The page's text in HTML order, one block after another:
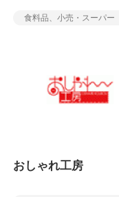
食料品、小売・スーパー
おしゃれ工房